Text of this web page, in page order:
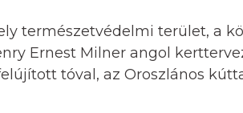
természetvédelmi terület, a
Ernest Milner angol
tóval, az Oroszlános